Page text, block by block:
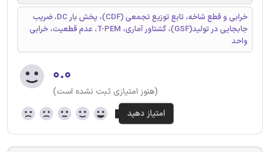
خرابی و قطع شاخه، تابع توزیع تجمعی (CDF)، پخش بار DC، ضریب
جابجایی در تولید(GSF)، گشتاور آماری، T-PEM، عدم قطعیت، خرابی
واحد
۰.۰
(هنوز امتیازی ثبت نشده است)